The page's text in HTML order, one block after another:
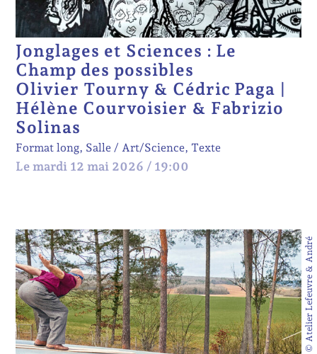
Jonglages et Sciences : Le
Champ des possibles
Olivier Tourny & Cédric Paga |
Hélène Courvoisier & Fabrizio
Solinas
Format long, Salle Art/Science, Texte
Le mardi 12 mai 2026 / 19:00
© Atelier Lefeuvre & André